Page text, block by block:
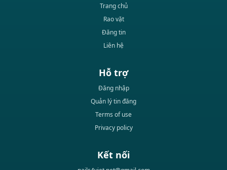
Trang chủ
Rao vặt
Đăng tin
Liên hệ
Hỗ trợ
Đăng nhập
Quản lý tin đăng
Terms of use
Privacy policy
Kết nối